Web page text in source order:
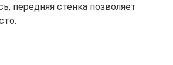
передняя стенка позволяет